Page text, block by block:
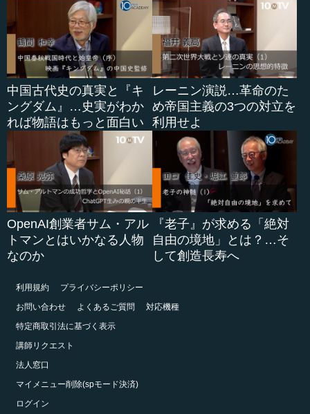
中国古代史の真実と『キ
ングダム』…史実がわか
れば物語はもっと面白い
レーニン演説…革命のた
め帝国主義の3つの対立を
利用せよ
OpenAI創業者サム・アル
トマンとはいかなる人物
なのか
『老子』が求める「絶対
自由の境地」とは？…そ
して創造長寿へ
利用規約
プライバシーポリシー
お問い合わせ
よくあるご質問
対応機種
特定商取引法に基づく表示
講師リクエスト
法人窓口
マイメニュー削除(spモード決済)
ログイン